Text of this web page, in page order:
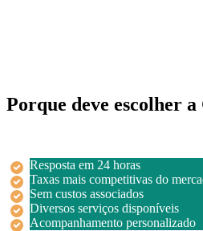
Porque deve escolher
Resposta em 24 horas
Taxas mais competitivas do
Sem custos associados
Diversos serviços disponíveis
Acompanhamento personalizado